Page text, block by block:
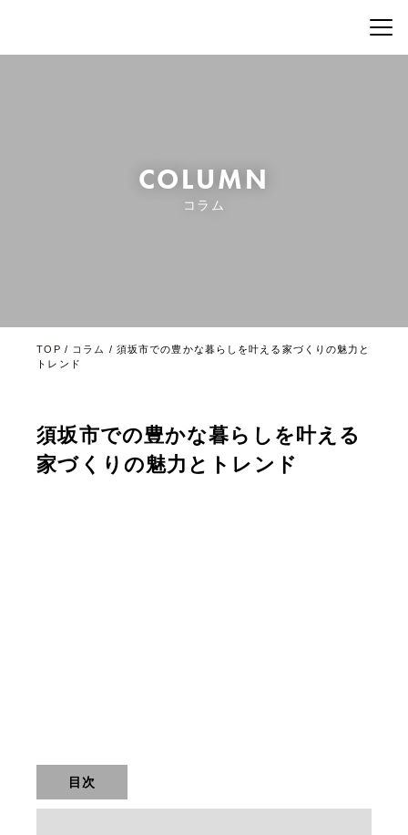
COLUMN
コラム
TOP / コラム / 須坂市での豊かな暮らしを叶える家づくりの魅力と
トレンド
須坂市での豊かな暮らしを叶える
家づくりの魅力とトレンド
目次